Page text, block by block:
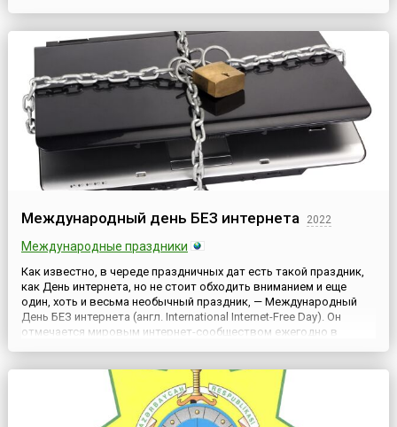
Международный день БЕЗ интернета 2022
Международные праздники
Как известно, в череде праздничных дат есть такой праздник,
как День интернета, но не стоит обходить вниманием и еще
один, хоть и весьма необычный праздник, — Международный
День БЕЗ интернета (англ. International Internet-Free Day). Он
отмечается мировым интернет-сообществом ежегодно в